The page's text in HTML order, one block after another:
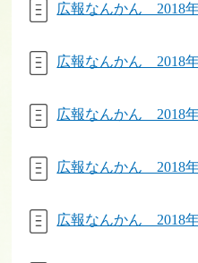
広報なんかん 2018
広報なんかん 2018
広報なんかん 2018
広報なんかん 2018
広報なんかん 2018